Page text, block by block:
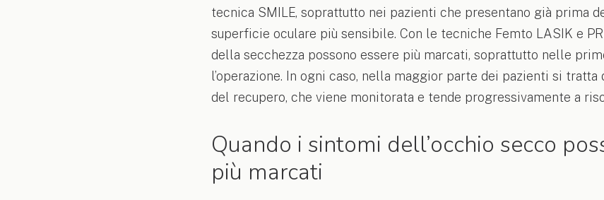
tecnica SMILE, soprattutto nei pazienti che presentano già prima
superficie oculare più sensibile. Con le tecniche Femto LASIK e
della secchezza possono essere più marcati, soprattutto nelle
l’operazione. In ogni caso, nella maggior parte dei pazienti si
del recupero, che viene monitorata e tende progressivamente a
Quando i sintomi dell’occhio secco
più marcati